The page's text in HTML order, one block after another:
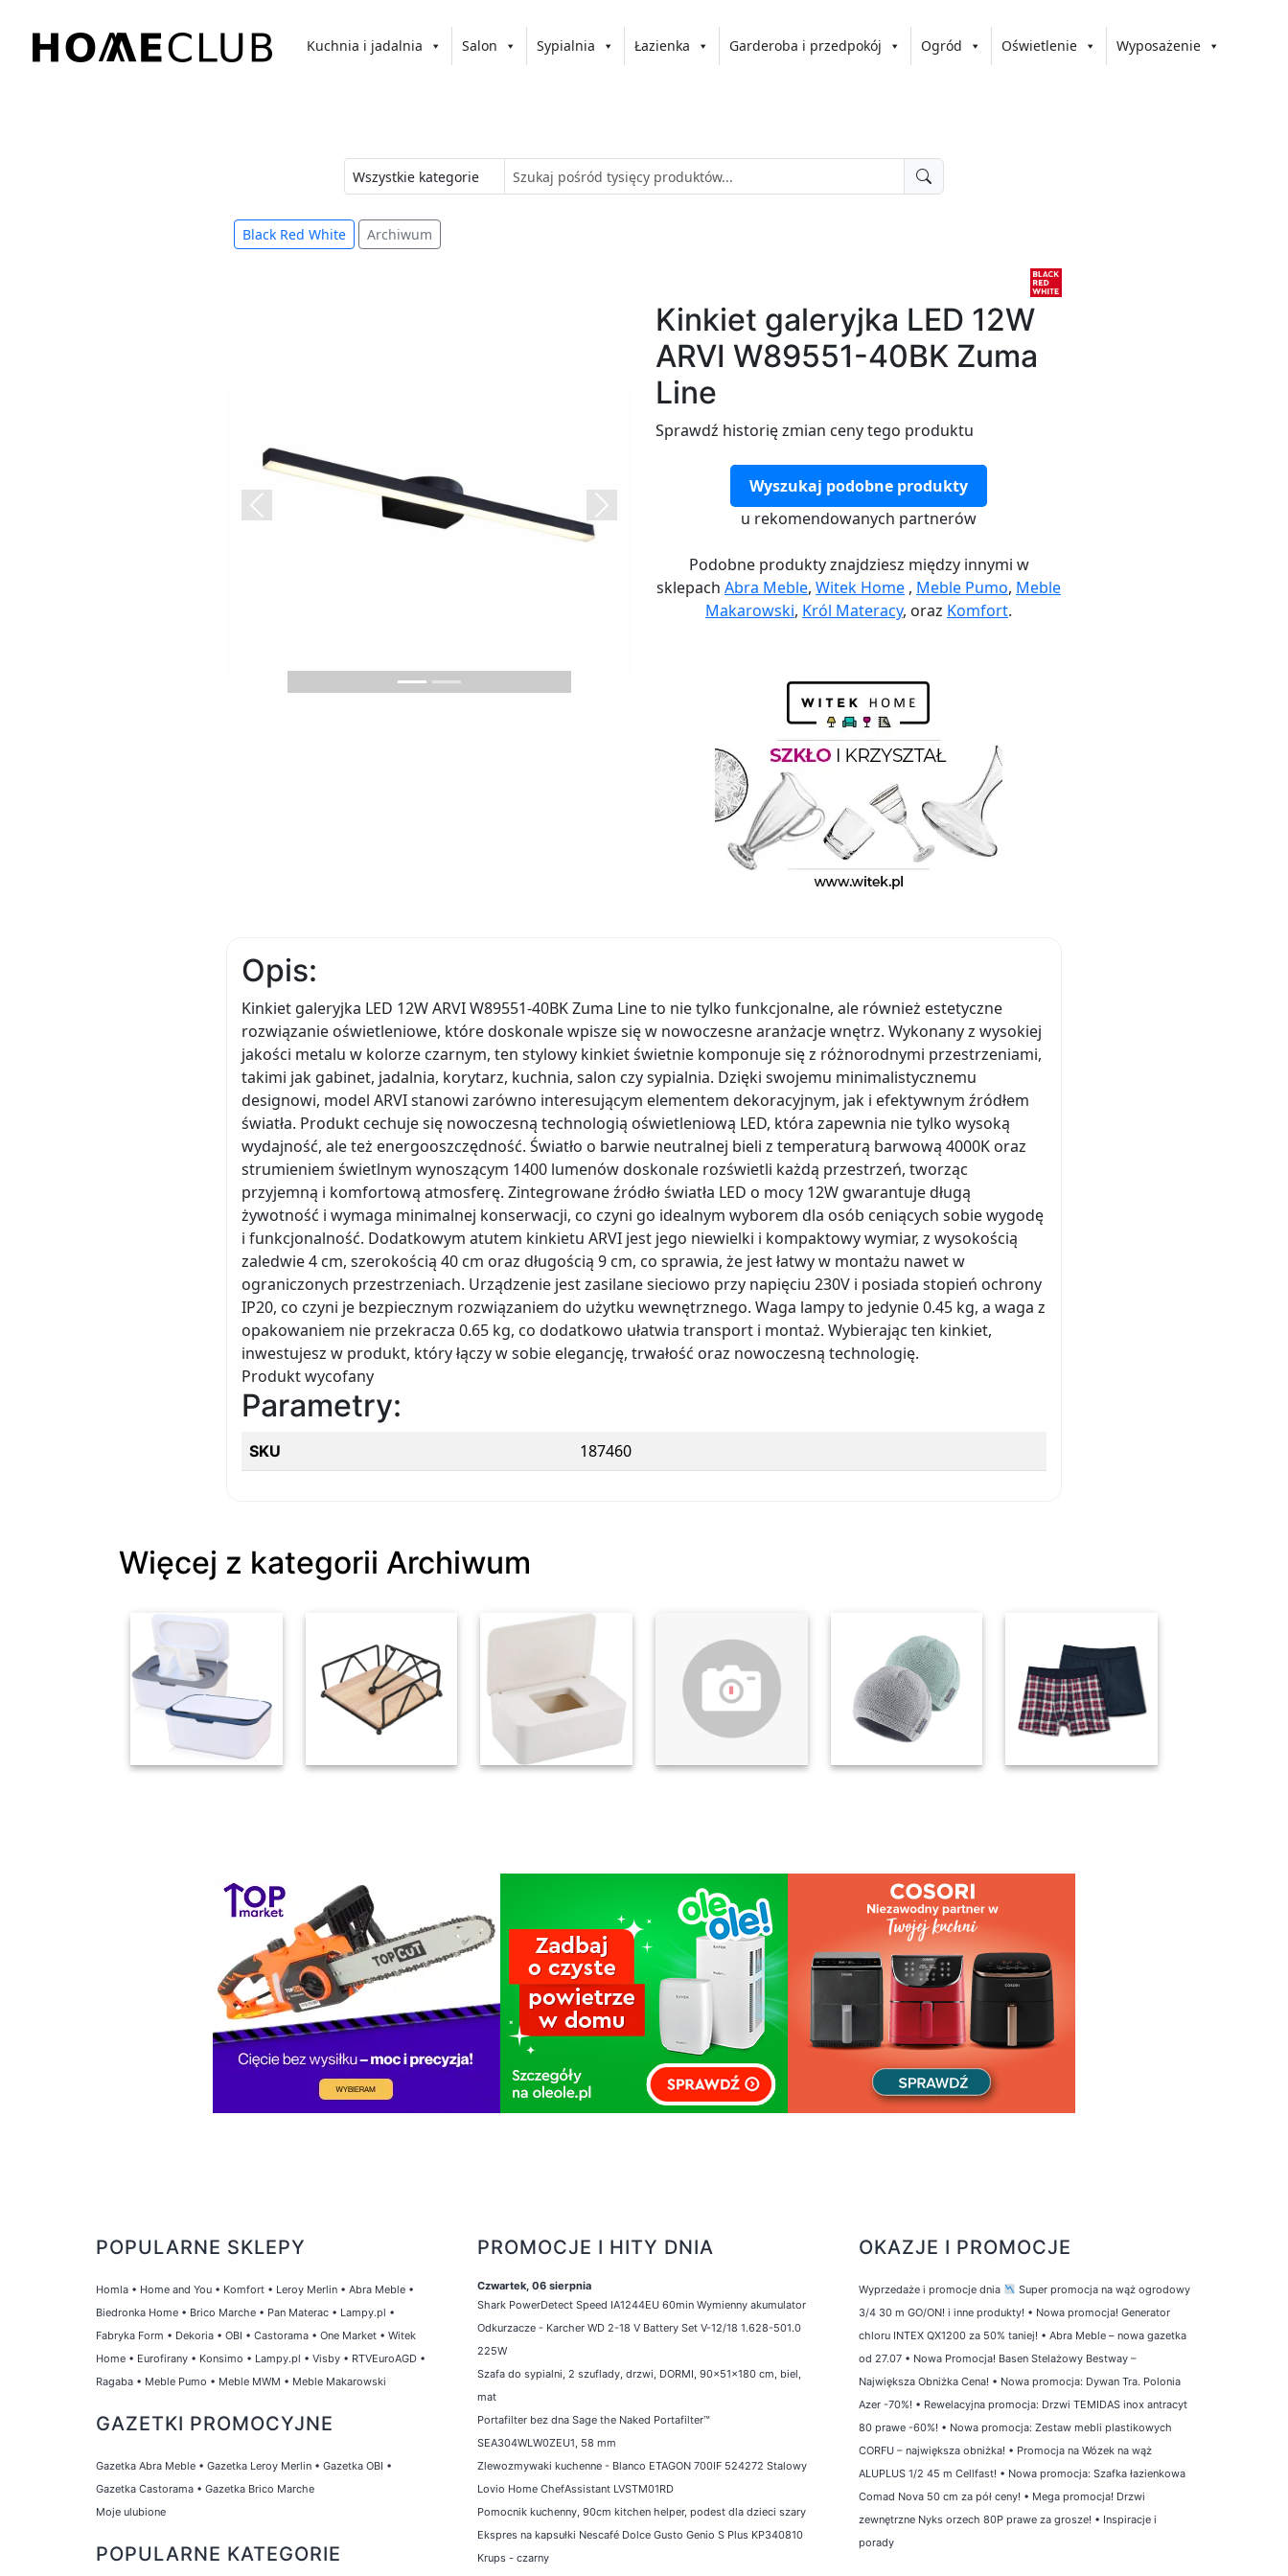
treści
Kuchnia i jadalnia Salon Sypialnia Łazienka Garderoba i przedpokój Ogród Oświetlenie Wyposażenie
Black Red White Archiwum
Previous Next
Kinkiet galeryjka LED 12W
ARVI W89551-40BK Zuma
Line
Sprawdź historię zmian ceny tego produktu
Wyszukaj podobne produkty
u rekomendowanych partnerów
Podobne produkty znajdziesz między innymi w
sklepach Abra Meble, Witek Home , Meble Pumo, Meble
Makarowski, Król Materacy, oraz Komfort.
Opis:
Kinkiet galeryjka LED 12W ARVI W89551-40BK Zuma Line to nie tylko funkcjonalne, ale również estetyczne
rozwiązanie oświetleniowe, które doskonale wpisze się w nowoczesne aranżacje wnętrz. Wykonany z wysokiej
jakości metalu w kolorze czarnym, ten stylowy kinkiet świetnie komponuje się z różnorodnymi przestrzeniami,
takimi jak gabinet, jadalnia, korytarz, kuchnia, salon czy sypialnia. Dzięki swojemu minimalistycznemu
designowi, model ARVI stanowi zarówno interesującym elementem dekoracyjnym, jak i efektywnym źródłem
światła. Produkt cechuje się nowoczesną technologią oświetleniową LED, która zapewnia nie tylko wysoką
wydajność, ale też energooszczędność. Światło o barwie neutralnej bieli z temperaturą barwową 4000K oraz
strumieniem świetlnym wynoszącym 1400 lumenów doskonale rozświetli każdą przestrzeń, tworząc
przyjemną i komfortową atmosferę. Zintegrowane źródło światła LED o mocy 12W gwarantuje długą
żywotność i wymaga minimalnej konserwacji, co czyni go idealnym wyborem dla osób ceniących sobie wygodę
i funkcjonalność. Dodatkowym atutem kinkietu ARVI jest jego niewielki i kompaktowy wymiar, z wysokością
zaledwie 4 cm, szerokością 40 cm oraz długością 9 cm, co sprawia, że jest łatwy w montażu nawet w
ograniczonych przestrzeniach. Urządzenie jest zasilane sieciowo przy napięciu 230V i posiada stopień ochrony
IP20, co czyni je bezpiecznym rozwiązaniem do użytku wewnętrznego. Waga lampy to jedynie 0.45 kg, a waga z
opakowaniem nie przekracza 0.65 kg, co dodatkowo ułatwia transport i montaż. Wybierając ten kinkiet,
inwestujesz w produkt, który łączy w sobie elegancję, trwałość oraz nowoczesną technologię.
Produkt wycofany
Parametry:
SKU 187460
Więcej z kategorii Archiwum
POPULARNE SKLEPY
Homla • Home and You • Komfort • Leroy Merlin • Abra Meble •
Biedronka Home • Brico Marche • Pan Materac • Lampy.pl •
Fabryka Form • Dekoria • OBI • Castorama • One Market • Witek
Home • Eurofirany • Konsimo • Lampy.pl • Visby • RTVEuroAGD •
Ragaba • Meble Pumo • Meble MWM • Meble Makarowski
GAZETKI PROMOCYJNE
Gazetka Abra Meble • Gazetka Leroy Merlin • Gazetka OBI •
Gazetka Castorama • Gazetka Brico Marche
Moje ulubione
POPULARNE KATEGORIE
PROMOCJE I HITY DNIA
Czwartek, 06 sierpnia
Shark PowerDetect Speed IA1244EU 60min Wymienny akumulator
Odkurzacze - Karcher WD 2-18 V Battery Set V-12/18 1.628-501.0
225W
Szafa do sypialni, 2 szuflady, drzwi, DORMI, 90x51x180 cm, biel,
mat
Portafilter bez dna Sage the Naked Portafilter™
SEA304WLW0ZEU1, 58 mm
Zlewozmywaki kuchenne - Blanco ETAGON 700IF 524272 Stalowy
Lovio Home ChefAssistant LVSTM01RD
Pomocnik kuchenny, 90cm kitchen helper, podest dla dzieci szary
Ekspres na kapsułki Nescafé Dolce Gusto Genio S Plus KP340810
Krups - czarny
OKAZJE I PROMOCJE
Wyprzedaże i promocje dnia
Super promocja na wąż ogrodowy
3/4 30 m GO/ON! i inne produkty! • Nowa promocja! Generator
chloru INTEX QX1200 za 50% taniej! • Abra Meble – nowa gazetka
od 27.07 • Nowa Promocja! Basen Stelażowy Bestway –
Największa Obniżka Cena! • Nowa promocja: Dywan Tra. Polonia
Azer -70%! • Rewelacyjna promocja: Drzwi TEMIDAS inox antracyt
80 prawe -60%! • Nowa promocja: Zestaw mebli plastikowych
CORFU – największa obniżka! • Promocja na Wózek na wąż
ALUPLUS 1/2 45 m Cellfast! • Nowa promocja: Szafka łazienkowa
Comad Nova 50 cm za pół ceny! • Mega promocja! Drzwi
zewnętrzne Nyks orzech 80P prawe za grosze! • Inspiracje i
porady